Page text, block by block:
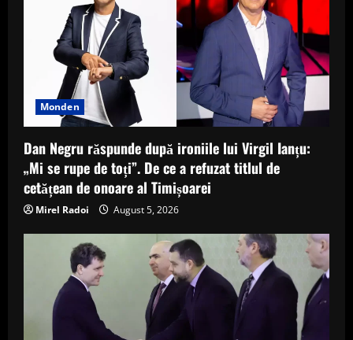
Monden
Dan Negru răspunde după ironiile lui Virgil Ianțu:
„Mi se rupe de toți”. De ce a refuzat titlul de
cetățean de onoare al Timișoarei
Mirel Radoi August 5, 2026